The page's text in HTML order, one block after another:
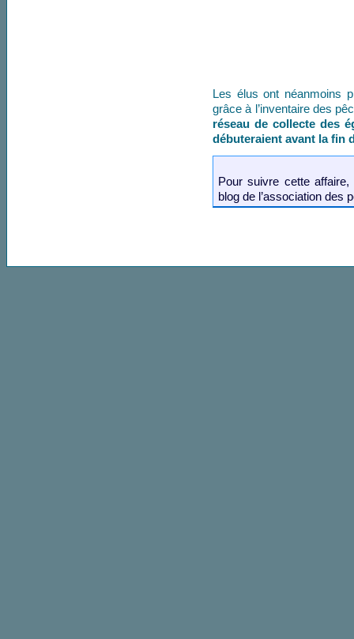
Les élus ont néanmoins
grâce à l’inventaire des
réseau de collecte des
débuteraient avant la fin
Pour suivre cette
blog de l’association des